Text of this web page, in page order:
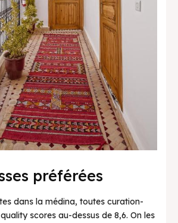
préférées
dans la médina, toutes curation-
scores au-dessus de 8,6. On les